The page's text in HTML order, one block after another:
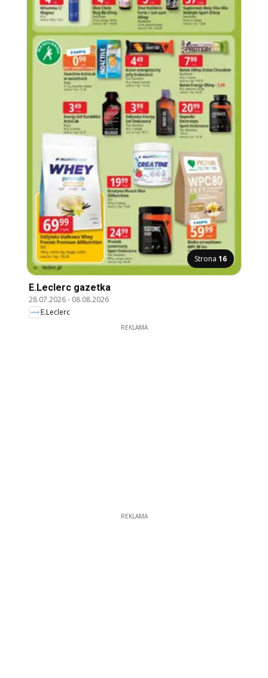
Strona 16
E.Leclerc gazetka
28.07.2026- 08.08.2026
E.Leclerc
REKLAMA
REKLAMA